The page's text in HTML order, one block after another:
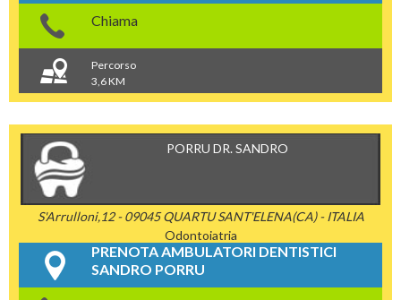
Chiama
Percorso
3,6 KM
PORRU DR. SANDRO
S'Arrulloni,12 - 09045 QUARTU SANT'ELENA(CA) - ITALIA
Odontoiatria
PRENOTA AMBULATORI DENTISTICI
SANDRO PORRU